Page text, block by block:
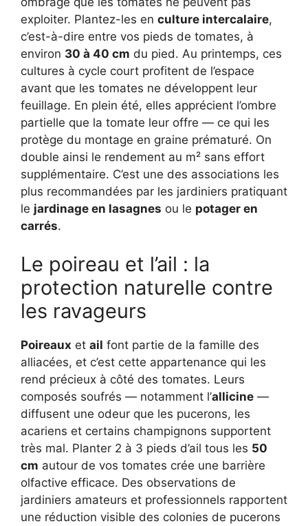
exploiter. Plantez-les en culture intercalaire,
c’est-à-dire entre vos pieds de tomates, à
environ 30 à 40 cm du pied. Au printemps, ces
cultures à cycle court profitent de l’espace
avant que les tomates ne développent leur
feuillage. En plein été, elles apprécient l’ombre
partielle que la tomate leur offre — ce qui les
protège du montage en graine prématuré. On
double ainsi le rendement au m² sans effort
supplémentaire. C’est une des associations les
plus recommandées par les jardiniers pratiquant
le jardinage en lasagnes ou le potager en
carrés.
Le poireau et l’ail : la
protection naturelle contre
les ravageurs
Poireaux et ail font partie de la famille des
alliacées, et c’est cette appartenance qui les
rend précieux à côté des tomates. Leurs
composés soufrés — notamment l’allicine —
diffusent une odeur que les pucerons, les
acariens et certains champignons supportent
très mal. Planter 2 à 3 pieds d’ail tous les 50
cm autour de vos tomates crée une barrière
olfactive efficace. Des observations de
jardiniers amateurs et professionnels rapportent
une réduction visible des colonies de pucerons